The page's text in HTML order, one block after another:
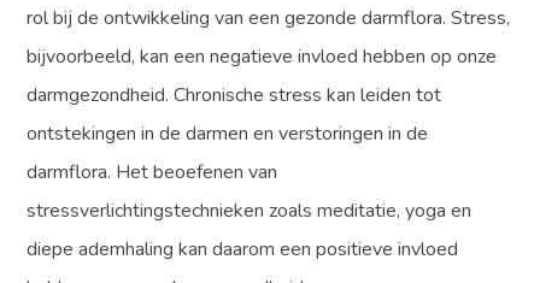
rol bij de ontwikkeling van een gezonde darmflora. Stress,
bijvoorbeeld, kan een negatieve invloed hebben op onze
darmgezondheid. Chronische stress kan leiden tot
ontstekingen in de darmen en verstoringen in de
darmflora. Het beoefenen van
stressverlichtingstechnieken zoals meditatie, yoga en
diepe ademhaling kan daarom een ​​positieve invloed